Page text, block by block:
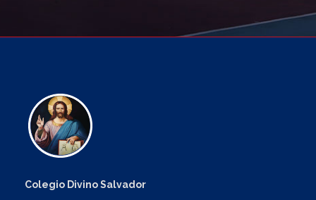
Colegio Divino Salvador